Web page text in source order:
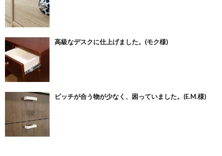
高級なデスクに仕上げました。(モク様)
ピッチが合う物が少なく、困っていました。(E.M.様)